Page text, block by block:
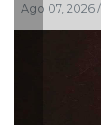
/ 5:30 AM